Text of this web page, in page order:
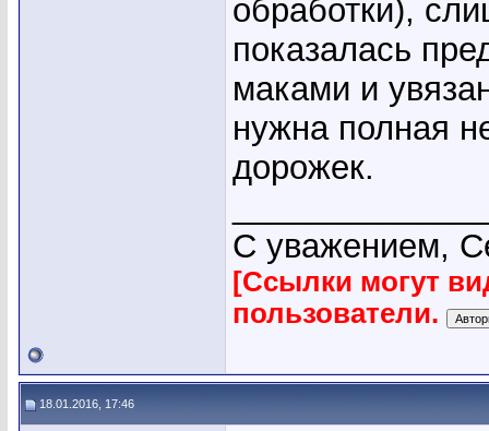
обработки),
показалась
маками и
нужна полная
дорожек.
С уважением,
[Ссылки могут
пользователи.
18.01.2016, 17:46